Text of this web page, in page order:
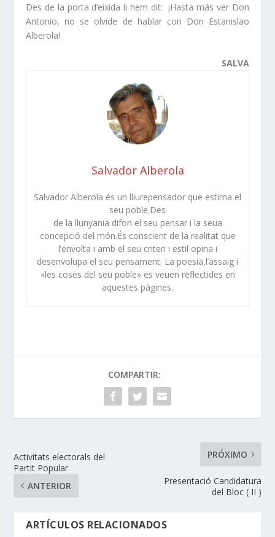
Des de la porta d’eixida li hem dit: ¡Hasta más ver Don
Antonio, no se olvide de hablar con Don Estanislao
Alberola!
SALVA
Salvador Alberola
Salvador Alberola és un lliurepensador que estima el
seu poble.Des
de la llunyania difon el seu pensar i la seua
concepció del món.És conscient de la realitat que
l’envolta i amb el seu criteri i estil opina i
desenvolupa el seu pensament. La poesia,l’assaig i
«les coses del seu poble» es veuen reflectides en
aquestes pàgines.
COMPARTIR:
Activitats electorals del
Partit Popular
ANTERIOR
PRÓXIMO
Presentació Candidatura
del Bloc ( II )
ARTÍCULOS RELACIONADOS